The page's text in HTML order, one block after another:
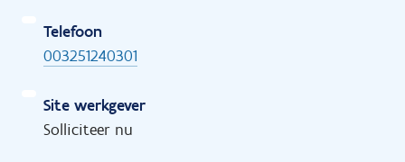
Telefoon
003251240301
Site werkgever
Solliciteer nu